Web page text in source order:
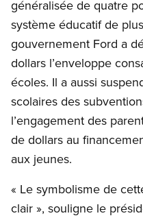
généralisée de quatre
système éducatif de
gouvernement Ford a
dollars l’enveloppe
écoles. Il a aussi
scolaires des
l’engagement des
de dollars au
aux jeunes.
« Le symbolisme de
clair », souligne le